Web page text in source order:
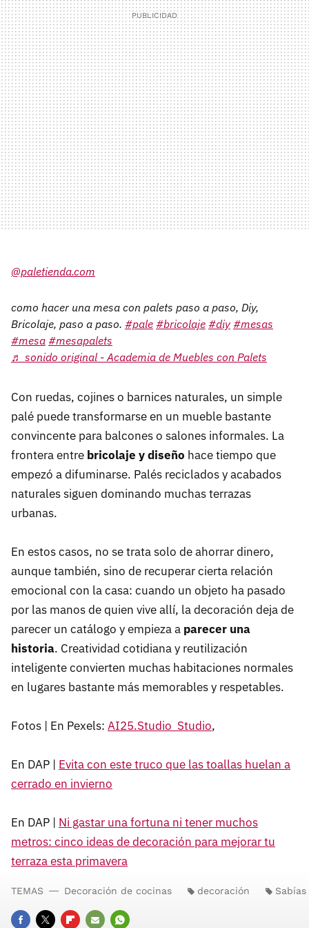
@paletienda.com
como hacer una mesa con palets paso a paso, Diy,
Bricolaje, paso a paso. #pale #bricolaje #diy #mesas
#mesa #mesapalets
♬ sonido original - Academia de Muebles con Palets
Con ruedas, cojines o barnices naturales, un simple
palé puede transformarse en un mueble bastante
convincente para balcones o salones informales. La
frontera entre bricolaje y diseño hace tiempo que
empezó a difuminarse. Palés reciclados y acabados
naturales siguen dominando muchas terrazas
urbanas.
En estos casos, no se trata solo de ahorrar dinero,
aunque también, sino de recuperar cierta relación
emocional con la casa: cuando un objeto ha pasado
por las manos de quien vive allí, la decoración deja de
parecer un catálogo y empieza a parecer una
historia. Creatividad cotidiana y reutilización
inteligente convierten muchas habitaciones normales
en lugares bastante más memorables y respetables.
Fotos | En Pexels: AI25.Studio Studio,
En DAP | Evita con este truco que las toallas huelan a
cerrado en invierno
En DAP | Ni gastar una fortuna ni tener muchos
metros: cinco ideas de decoración para mejorar tu
terraza esta primavera
TEMAS Decoración de cocinas decoración